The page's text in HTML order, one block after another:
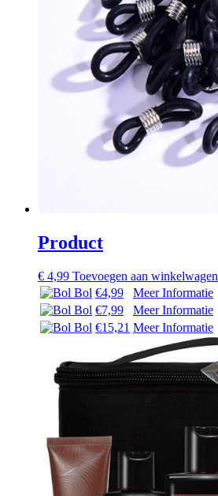
Product
€ 4,99 Toevoegen aan winkelwagen
Bol €4,99
Meer Informatie
Bol €7,99
Meer Informatie
Bol €15,21 Meer Informatie